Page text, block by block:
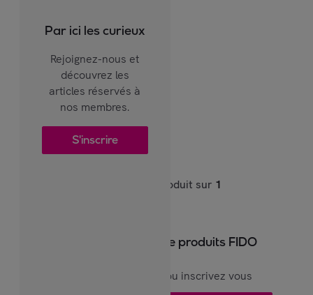
Par ici les curieux
Rejoignez-nous et
découvrez les
articles réservés à
nos membres.
S'inscrire
produit sur 1
Pour voir plus de produits FIDO
Connectez vous ou inscrivez vous